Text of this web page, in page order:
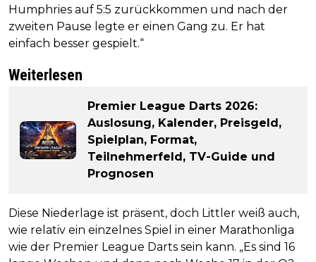
Humphries auf 5:5 zurückkommen und nach der
zweiten Pause legte er einen Gang zu. Er hat
einfach besser gespielt.“
Weiterlesen
Premier League Darts 2026:
Auslosung, Kalender, Preisgeld,
Spielplan, Format,
Teilnehmerfeld, TV-Guide und
Prognosen
Diese Niederlage ist präsent, doch Littler weiß auch,
wie relativ ein einzelnes Spiel in einer Marathonliga
wie der Premier League Darts sein kann. „Es sind 16